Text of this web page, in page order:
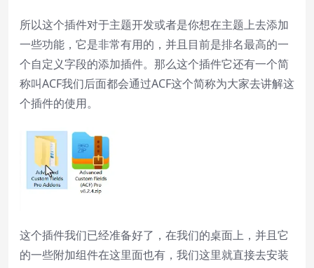
所以这个插件对于主题开发或者是你想在主题上去添加
一些功能，它是非常有用的，并且目前是排名最高的一
个自定义字段的添加插件。那么这个插件它还有一个简
称叫ACF我们后面都会通过ACF这个简称为大家去讲解这
个插件的使用。
这个插件我们已经准备好了，在我们的桌面上，并且它
的一些附加组件在这里面也有，我们这里就直接去安装